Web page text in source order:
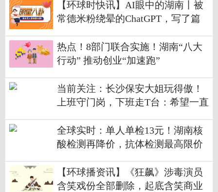
【环球时快讯】AI眼中的湖南丨被
常德米粉绕晕的ChatGPT，写了篇
热点！8部门联合实施！湖南“八大
行动” 推动创业“加速跑”
当前关注：长沙保安大姐玩得傲！
上班守门岗，下班走T台：希望一直
全球实时：单人单检13元！湖南核
酸检测再降价，抗体检测最高限价
【环球播资讯】《狂飙》涉毒演员
含笑戏份全部删除，起底含笑商业